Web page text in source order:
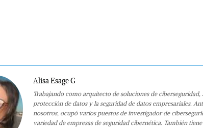
Alisa Esage G
Trabajando como arquitecto de soluciones de ciberseguridad,
protección de datos y la seguridad de datos empresariales.
nosotros, ocupó varios puestos de investigador de
variedad de empresas de seguridad cibernética. También